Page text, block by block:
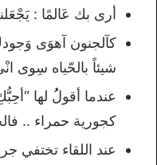
أرى بك عَالمًا :
ﻛﺂﻟﺠﻨﻮﻥ ﺁﻫﻮَﻯ
ﺷﻴﺌﺎً ﺑﺎﻟﺤّﻴﺎﻩ ﺳِﻮﻯ
عندما أقولُُ لها
كجورية حمراء ..
عند اللقاء تختفي